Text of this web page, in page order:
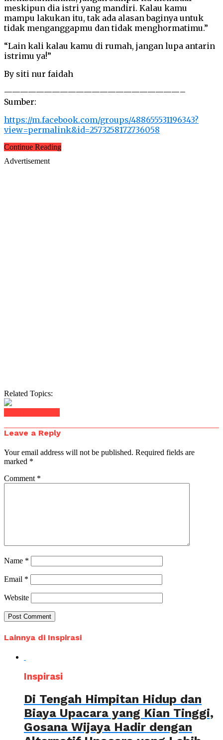
meskipun dia istri yang mandiri. Kalau kamu
mampu lakukan itu, tak ada alasan baginya untuk
tidak menganggapmu dan tidak menghormatimu.”
“Lain kali kalau kamu di rumah, jangan lupa antarin
istrimu ya!”
By siti nur faidah
——————————————————————–
Sumber:
https://m.facebook.com/groups/488655531196343?
view=permalink&id=2573258172736058
Continue Reading
Advertisement
Related Topics:
Leave a Reply
Your email address will not be published. Required fields are
marked *
Comment *
Name *
Email *
Website
Lainnya di Inspirasi
Inspirasi
Di Tengah Himpitan Hidup dan
Biaya Upacara yang Kian Tinggi,
Gosana Wijaya Hadir dengan